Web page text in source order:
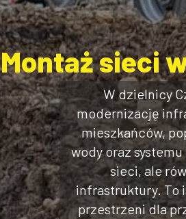
Montaż sieci
W dzielnicy
modernizację
mieszkańców,
wody oraz
sieci, ale
infrastruktury. To
przestrzeni dla